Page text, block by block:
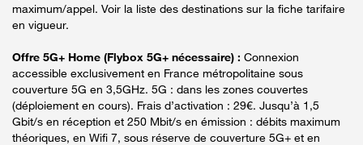
maximum/appel. Voir la liste des destinations sur la fiche tarifaire
en vigueur.
Offre 5G+ Home (Flybox 5G+ nécessaire) : Connexion
accessible exclusivement en France métropolitaine sous
couverture 5G en 3,5GHz. 5G : dans les zones couvertes
(déploiement en cours). Frais d’activation : 29€. Jusqu’à 1,5
Gbit/s en réception et 250 Mbit/s en émission : débits maximum
théoriques, en Wifi 7, sous réserve de couverture 5G+ et en